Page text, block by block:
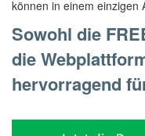
können in einem einzigen
Sowohl die
die
hervorragend